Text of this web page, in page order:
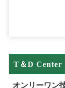
T＆D Center
オンリーワン